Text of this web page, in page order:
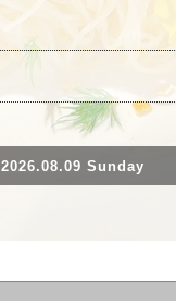
2026.08.09 Sunday